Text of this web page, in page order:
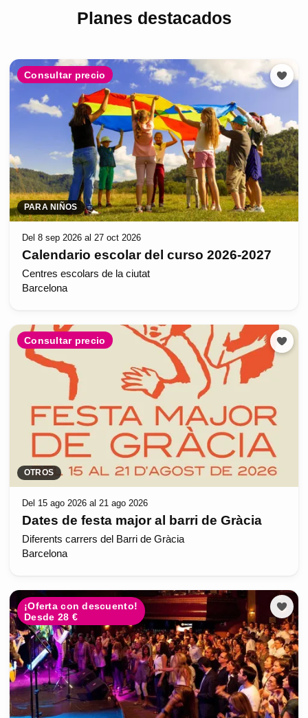
Planes destacados
Consultar precio
PARA NIÑOS
Del 8 sep 2026 al 27 oct 2026
Calendario escolar del curso 2026-2027
Centres escolars de la ciutat
Barcelona
Consultar precio
OTROS
Del 15 ago 2026 al 21 ago 2026
Dates de festa major al barri de Gràcia
Diferents carrers del Barri de Gràcia
Barcelona
¡Oferta con descuento!
Desde 28 €